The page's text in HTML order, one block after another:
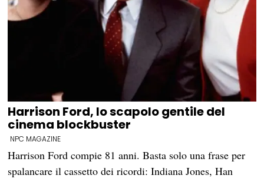
Harrison Ford, lo scapolo gentile del
cinema blockbuster
NPC MAGAZINE
Harrison Ford compie 81 anni. Basta solo una frase per
spalancare il cassetto dei ricordi: Indiana Jones, Han